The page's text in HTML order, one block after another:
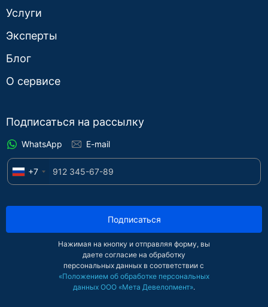
Услуги
Эксперты
Блог
О сервисе
Подписаться на рассылку
WhatsApp E-mail
+7
Подписаться
Нажимая на кнопку и отправляя форму, вы
даете согласие на обработку
персональных данных в соответствии с
«Положением об обработке персональных
данных ООО «Мета Девелопмент».